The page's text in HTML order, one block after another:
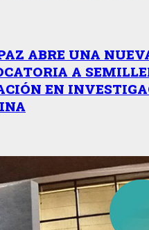
ABRE UNA
A
EN